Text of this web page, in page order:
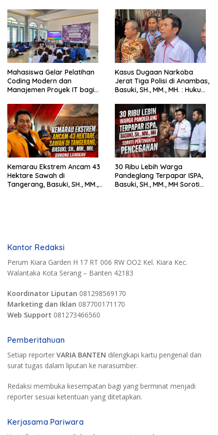
Mahasiswa Gelar Pelatihan
Coding Modern dan
Manajemen Proyek IT bagi
Kasus Dugaan Narkoba
Jerat Tiga Polisi di Anambas,
Basuki, SH., MM., MH. : Hukum
Kemarau Ekstrem Ancam 43
Hektare Sawah di
Tangerang, Basuki, SH., MM.,
30 Ribu Lebih Warga
Pandeglang Terpapar ISPA,
Basuki, SH., MM., MH Soroti
Kantor Redaksi
Perum Kiara Garden H 17 RT 006 RW OO2 Kel. Kiara Kec.
Walantaka Kota Serang – Banten 42183
Koordinator Liputan 081298569170
Marketing dan Iklan 087700171170
Web Support 081273466560
Pemberitahuan
Setiap reporter VARIA BANTEN dilengkapi kartu pengenal dan
surat tugas dalam liputan ke narasumber.
Redaksi membuka kesempatan bagi yang berminat menjadi
reporter sesuai ketentuan yang ditetapkan.
Kerjasama Pariwara